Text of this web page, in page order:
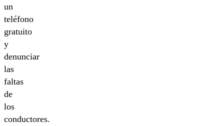
un
teléfono
gratuito
y
denunciar
las
faltas
de
los
conductores.